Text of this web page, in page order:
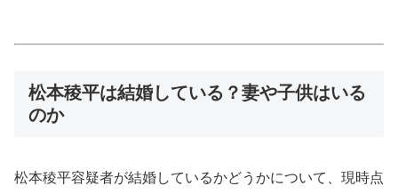
松本稜平は結婚している？妻や子供はいる
のか
松本稜平容疑者が結婚しているかどうかについて、現時点